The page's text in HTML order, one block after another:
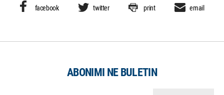
facebook twitter print email
ABONIMI NE BULETIN